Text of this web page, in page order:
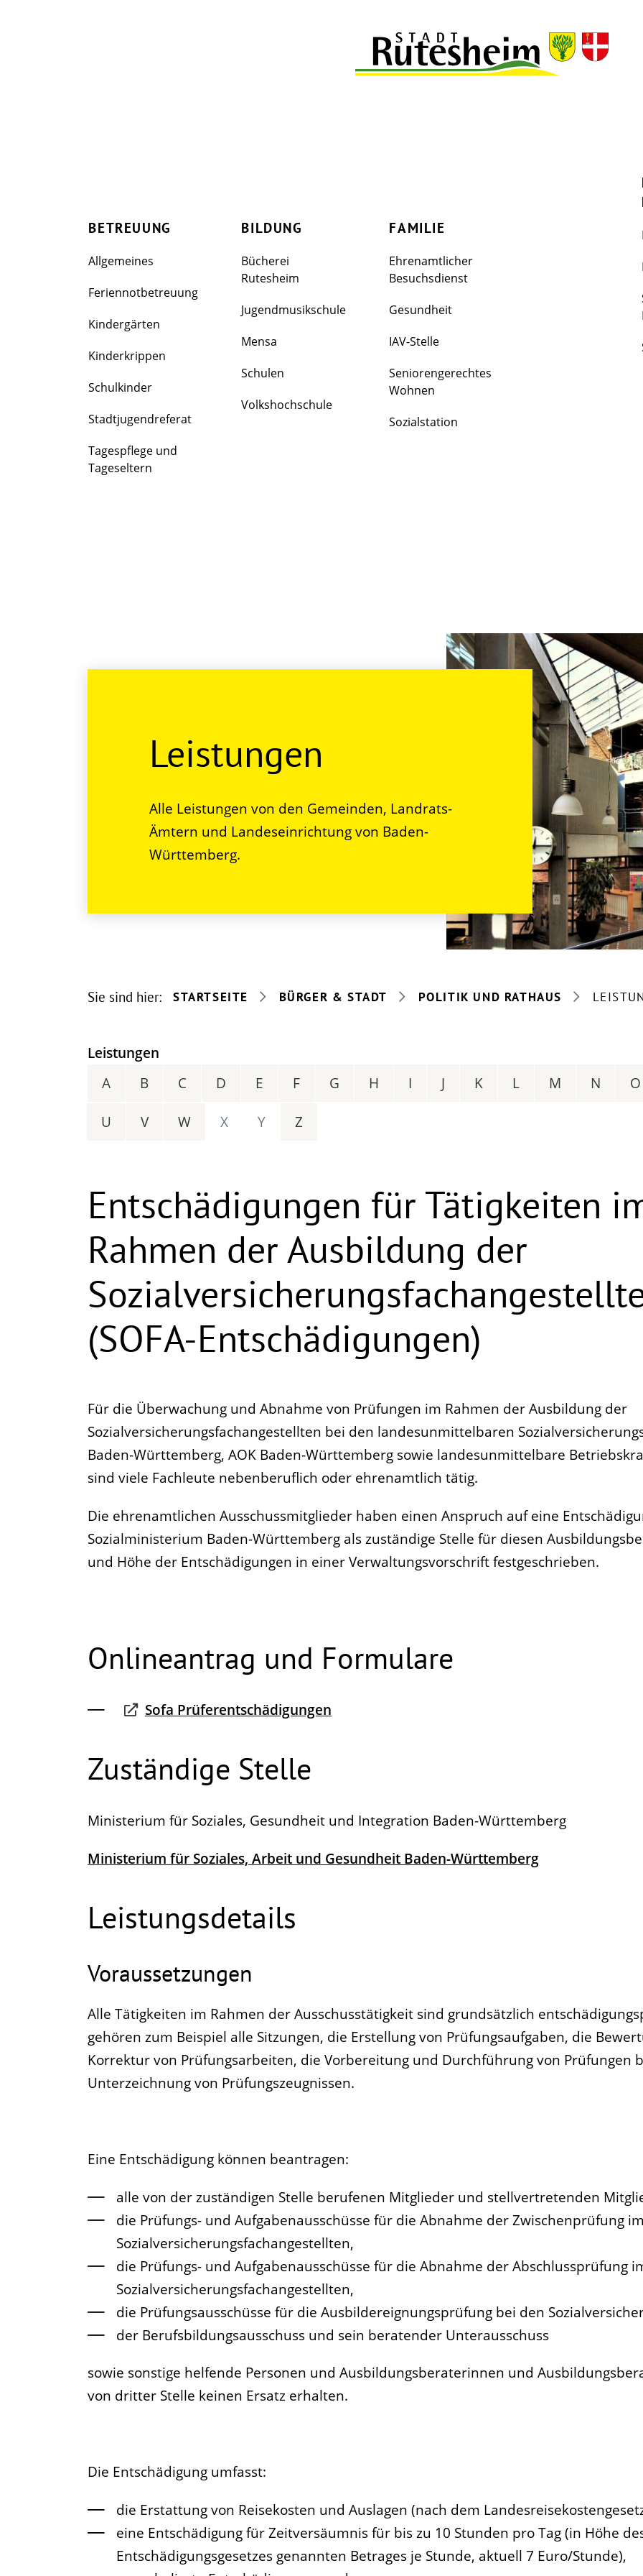
FAMILIE
BILDUNG
BETREUUNG
Allgemeines
Feriennotbetreuung
Kindergärten
Kinderkrippen
Schulkinder
Stadtjugendreferat
Tagespflege und
Tageseltern
BILDUNG
Bücherei
Rutesheim
Jugendmusikschule
Mensa
Schulen
Volkshochschule
FAMILIE
Ehrenamtlicher
Besuchsdienst
Gesundheit
IAV-Stelle
Seniorengerechtes
Wohnen
Sozialstation
Leistungen
Alle Leistungen von den Gemeinden, Landrats-
Ämtern und Landeseinrichtung von Baden-
Württemberg.
Sie sind hier: STARTSEITE BÜRGER & STADT POLITIK UND RATHAUS
Leistungen
A
B C D E F G H I J K L M N O
U V W X Y Z
Entschädigungen für Tätigkeiten
Rahmen der Ausbildung der
(SOFA-Entschädigungen)
Für die Überwachung und Abnahme von Prüfungen im Rahmen der Ausbildung der
Sozialversicherungsfachangestellten bei den landesunmittelbaren
Baden-Württemberg, AOK Baden-Württemberg sowie landesunmittelbare
sind viele Fachleute nebenberuflich oder ehrenamtlich tätig.
Die ehrenamtlichen Ausschussmitglieder haben einen Anspruch auf eine
Sozialministerium Baden-Württemberg als zuständige Stelle für diesen
und Höhe der Entschädigungen in einer Verwaltungsvorschrift festgeschrieben.
Onlineantrag und Formulare
Sofa Prüferentschädigungen
Zuständige Stelle
Ministerium für Soziales, Gesundheit und Integration Baden-Württemberg
Ministerium für Soziales, Arbeit und Gesundheit Baden-Württemberg
Leistungsdetails
Voraussetzungen
Alle Tätigkeiten im Rahmen der Ausschusstätigkeit sind grundsätzlich
gehören zum Beispiel alle Sitzungen, die Erstellung von Prüfungsaufgaben, die
Korrektur von Prüfungsarbeiten, die Vorbereitung und Durchführung von Prüfungen
Unterzeichnung von Prüfungszeugnissen.
Eine Entschädigung können beantragen:
alle von der zuständigen Stelle berufenen Mitglieder und stellvertretenden
die Prüfungs- und Aufgabenausschüsse für die Abnahme der Zwischenprüfung
Sozialversicherungsfachangestellten,
die Prüfungs- und Aufgabenausschüsse für die Abnahme der Abschlussprüfung
Sozialversicherungsfachangestellten,
die Prüfungsausschüsse für die Ausbildereignungsprüfung bei den
der Berufsbildungsausschuss und sein beratender Unterausschuss
sowie sonstige helfende Personen und Ausbildungsberaterinnen und
von dritter Stelle keinen Ersatz erhalten.
Die Entschädigung umfasst:
die Erstattung von Reisekosten und Auslagen (nach dem
eine Entschädigung für Zeitversäumnis für bis zu 10 Stunden pro Tag (in Höhe
Entschädigungsgesetzes genannten Betrages je Stunde, aktuell 7 Euro/Stunde),